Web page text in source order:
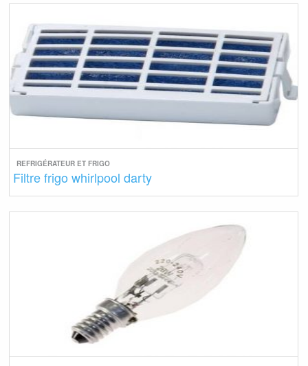
REFRIGÉRATEUR ET FRIGO
Filtre frigo whirlpool darty